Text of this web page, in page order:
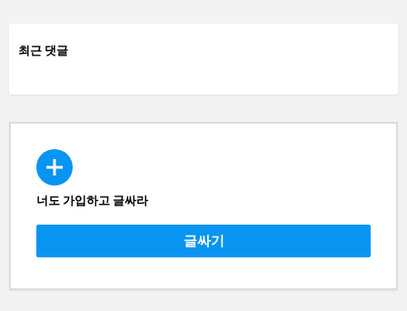
최근 댓글
CREATE
너도 가입하고 글싸라
글싸기